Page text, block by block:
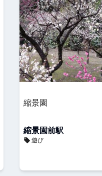
縮景園
縮景園前駅
遊び